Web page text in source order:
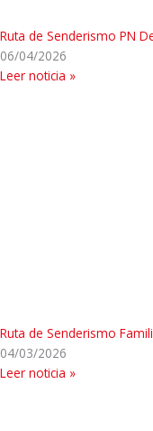
Ruta de Senderismo PN
06/04/2026
Leer noticia »
Ruta de Senderismo
04/03/2026
Leer noticia »